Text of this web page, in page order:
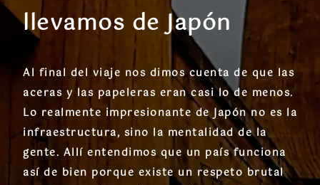
llevamos de Japón
Al final del viaje nos dimos cuenta de que las
aceras y las papeleras eran casi lo de menos.
Lo realmente impresionante de Japón no es la
infraestructura, sino la mentalidad de la
gente. Allí entendimos que un país funciona
así de bien porque existe un respeto brutal